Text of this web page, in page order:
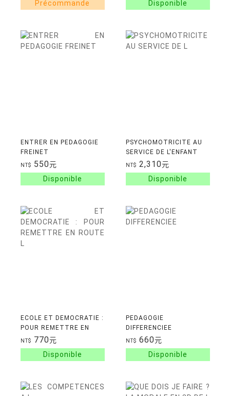
METHODOLOGIE,
ENTRER EN PEDAGOGIE
FREINET
NT$ 550元
PSYCHOMOTRICITE AU
SERVICE DE L'ENFANT
NOTIONS ET
APPLICATIONS
PEDAGOGIQUES
NT$ 2,310元
ECOLE ET DEMOCRATIE :
POUR REMETTRE EN
ROUTE L'ASCENSEUR
ECONOMIQUE ET SOCIAL
NT$ 770元
PEDAGOGIE
DIFFERENCIEE
NT$ 660元